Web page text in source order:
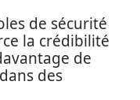
de sécurité
la crédibilité
de
des